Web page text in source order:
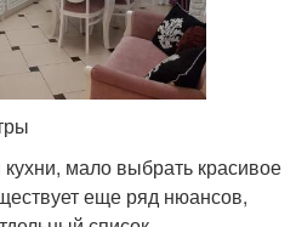
мало выбрать красивое
еще ряд нюансов,